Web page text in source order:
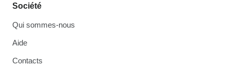
Société
Qui sommes-nous
Aide
Contacts